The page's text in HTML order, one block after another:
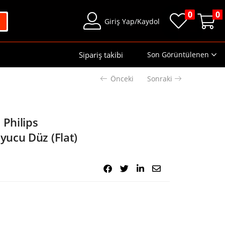
Giriş Yap/Kaydol
0 0
Sipariş takibi Son Görüntülenen
Önceki Sonraki
Philips
Düz (Flat)